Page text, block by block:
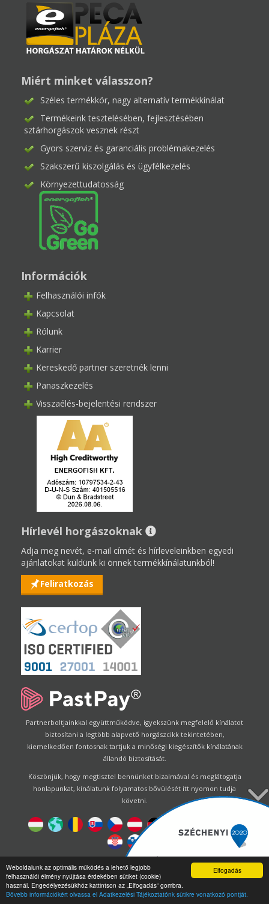
Elfogadás
Weboldalunk az optimális működés a lehető legjobb
felhasználói élmény nyújtása érdekében sütiket (cookie)
használ. Engedélyezésükhöz kattintson az „Elfogadás” gombra.
Bővebb információkért olvassa el Adatkezelési Tájékoztatónk sütikre vonatkozó pontját.
Miért minket válasszon?
Széles termékkör, nagy alternatív termékkínálat
Termékeink tesztelésében, fejlesztésében
sztárhorgászok vesznek részt
Gyors szerviz és garanciális problémakezelés
Szakszerű kiszolgálás és ügyfélkezelés
Környezettudatosság
Információk
Felhasználói infók
Kapcsolat
Rólunk
Karrier
Kereskedő partner szeretnék lenni
Panaszkezelés
Visszaélés-bejelentési rendszer
Hírlevél horgászoknak
Adja meg nevét, e-mail címét és hírleveleinkben egyedi
ajánlatokat küldünk ki önnek termékkínálatunkból!
Feliratkozás
Partnerboltjainkkal együttműködve, igyekszünk megfelelő kínálatot
biztosítani a legtöbb alapvető horgászcikk tekintetében,
kiemelkedően fontosnak tartjuk a minőségi kiegészítők kínálatának
állandó biztosítását.
Köszönjük, hogy megtisztel bennünket bizalmával és meglátogatja
honlapunkat, kínálatunk folyamatos bővülését itt nyomon tudja
követni.
Designed by Energofish Kft
Oldalmotor:CWBbyGloobus Software Developement|
Technikai segítség|Webdizájn